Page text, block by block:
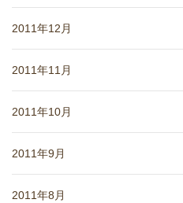
2011年12月
2011年11月
2011年10月
2011年9月
2011年8月